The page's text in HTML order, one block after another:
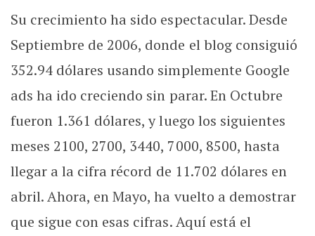
Su crecimiento ha sido espectacular. Desde
Septiembre de 2006, donde el blog consiguió
352.94 dólares usando simplemente Google
ads ha ido creciendo sin parar. En Octubre
fueron 1.361 dólares, y luego los siguientes
meses 2100, 2700, 3440, 7000, 8500, hasta
llegar a la cifra récord de 11.702 dólares en
abril. Ahora, en Mayo, ha vuelto a demostrar
que sigue con esas cifras. Aquí está el